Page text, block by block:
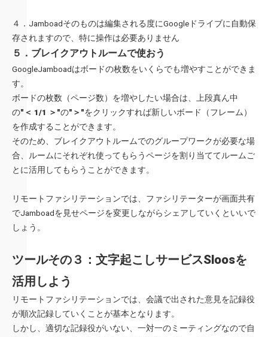
４．Jamboadそのものは編集される度にGoogleドライブに自動保
存されますので、特に操作は必要ありません
５．ブレイクアウトルームで使おう
GoogleJamboadはボードの枚数をいくらでも増やすことができま
す。
ボードの枚数（ページ数）を増やしたい場合は、上段真ん中
の"＜ 1/1 ＞"の"＞"をクリックすれば新しいボード（フレーム）
を作成することができます。
そのため、ブレイクアウトルームでのグループワークが必要な場
合、ルームにそれぞれ使ってもらうページを割り当ててルームご
とに活用してもらうことができます。
リモートファシリテーションでは、ファシリテーターが画面共有
でJamboadを見せページを変更しながらシェアしていくといいで
しょう。
ツールその３：文字起こしサービスSloosを
活用しよう
リモートファシリテーションでは、会議で出された意見を記録役
が順次記録していくことが基本となります。
しかし、適切な記録役がいない、一対一のミーティングなので自